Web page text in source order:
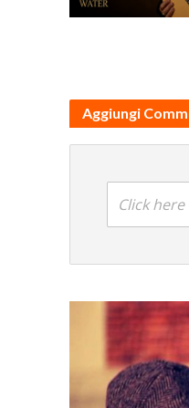
Aggiungi
Click